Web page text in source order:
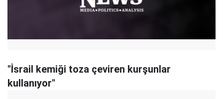
"İsrail kemiği toza çeviren kurşunlar
kullanıyor"